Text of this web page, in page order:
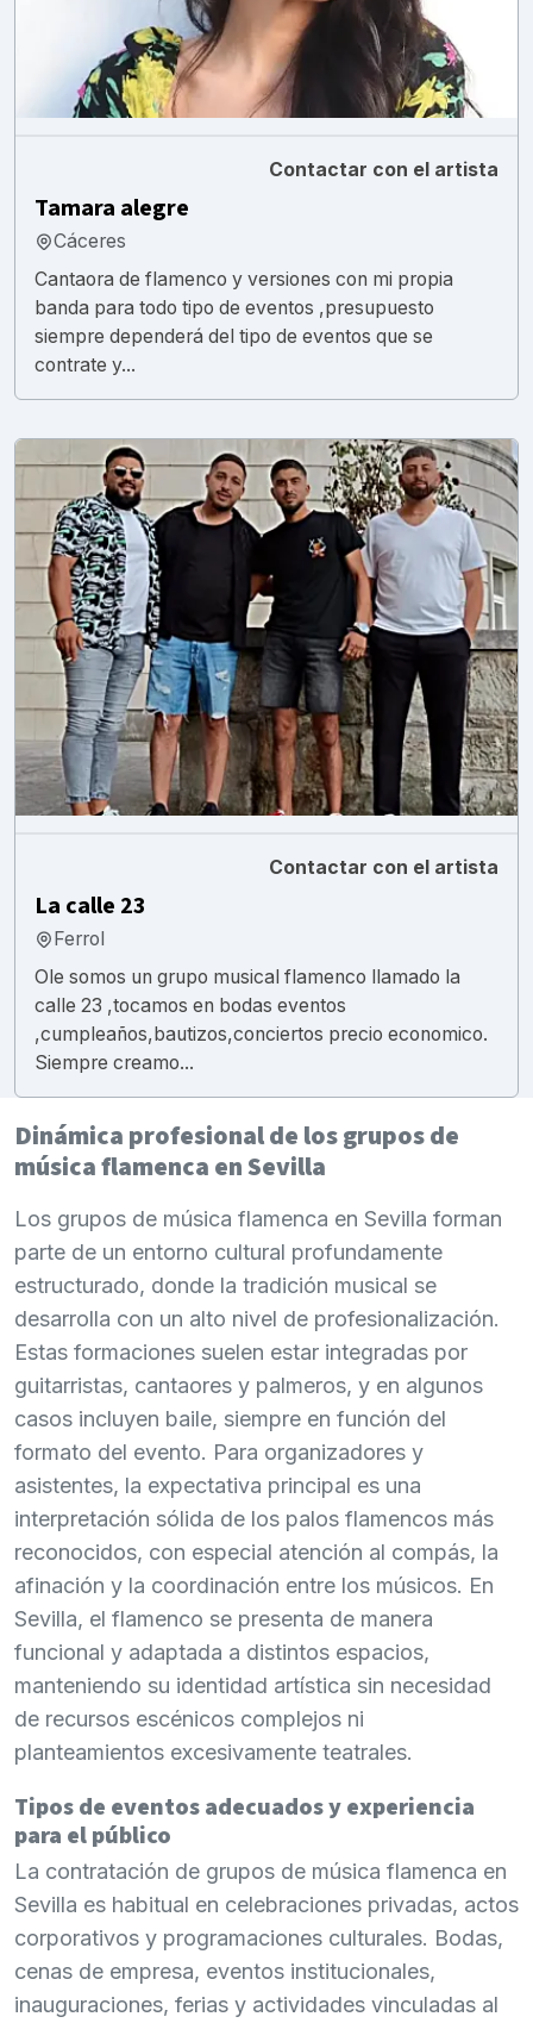
Contactar con el artista
Tamara alegre
Cáceres
Cantaora de flamenco y versiones con mi propia
banda para todo tipo de eventos ,presupuesto
siempre dependerá del tipo de eventos que se
contrate y...
Contactar con el artista
La calle 23
Ferrol
Ole somos un grupo musical flamenco llamado la
calle 23 ,tocamos en bodas eventos
,cumpleaños,bautizos,conciertos precio economico.
Siempre creamo...
Dinámica profesional de los grupos de
música flamenca en Sevilla
Los grupos de música flamenca en Sevilla forman
parte de un entorno cultural profundamente
estructurado, donde la tradición musical se
desarrolla con un alto nivel de profesionalización.
Estas formaciones suelen estar integradas por
guitarristas, cantaores y palmeros, y en algunos
casos incluyen baile, siempre en función del
formato del evento. Para organizadores y
asistentes, la expectativa principal es una
interpretación sólida de los palos flamencos más
reconocidos, con especial atención al compás, la
afinación y la coordinación entre los músicos. En
Sevilla, el flamenco se presenta de manera
funcional y adaptada a distintos espacios,
manteniendo su identidad artística sin necesidad
de recursos escénicos complejos ni
planteamientos excesivamente teatrales.
Tipos de eventos adecuados y experiencia
para el público
La contratación de grupos de música flamenca en
Sevilla es habitual en celebraciones privadas, actos
corporativos y programaciones culturales. Bodas,
cenas de empresa, eventos institucionales,
inauguraciones, ferias y actividades vinculadas al